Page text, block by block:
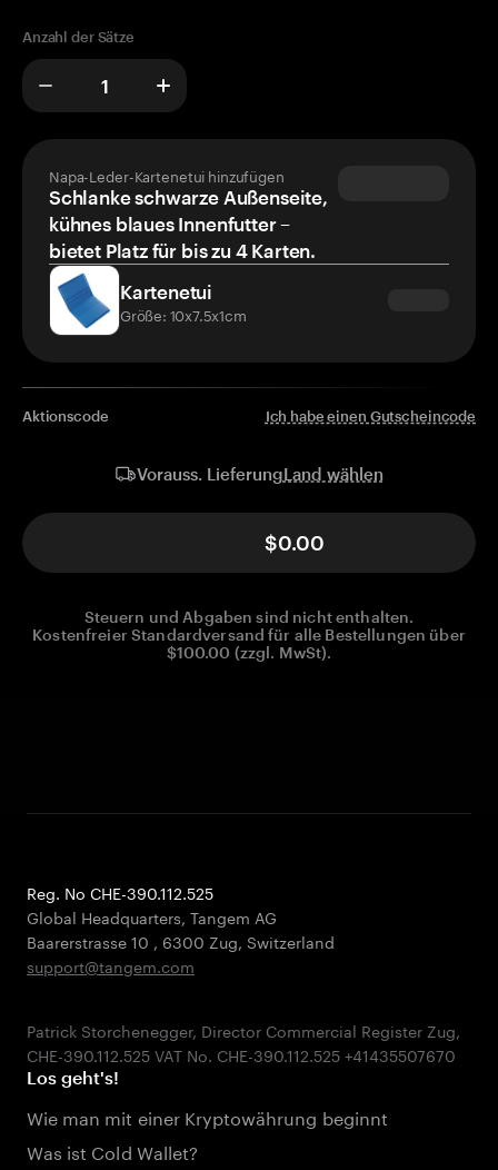
Anzahl der Sätze
Napa-Leder-Kartenetui hinzufügen
Schlanke schwarze Außenseite,
kühnes blaues Innenfutter –
bietet Platz für bis zu 4 Karten.
Kartenetui
Größe: 10x7.5x1cm
Aktionscode Ich habe einen Gutscheincode
Vorauss. LieferungLand wählen
$0.00
Steuern und Abgaben sind nicht enthalten.
Kostenfreier Standardversand für alle Bestellungen über
$100.00 (zzgl. MwSt).
Reg. No CHE-390.112.525
Global Headquarters, Tangem AG
Baarerstrasse 10 , 6300 Zug, Switzerland
support@tangem.com
Patrick Storchenegger, Director Commercial Register Zug,
Los geht's!
Wie man mit einer Kryptowährung beginnt
Was ist Cold Wallet?